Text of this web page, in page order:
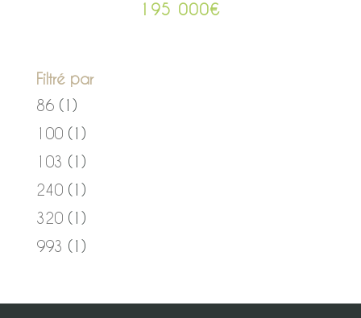
195 000€
Filtré par
86 (1)
100 (1)
103 (1)
240 (1)
320 (1)
993 (1)